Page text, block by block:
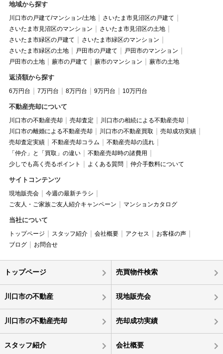
地域から探す
川口市の戸建て/マンション/土地
さいたま市見沼区の戸建て
さいたま市見沼区のマンション
さいたま市見沼区の土地
さいたま市緑区の戸建て
さいたま市緑区のマンション
さいたま市緑区の土地
戸田市の戸建て
戸田市のマンション
戸田市の土地
蕨市の戸建て 蕨市のマンション 蕨市の土地
返済額から探す
6万円台 7万円台 8万円台 9万円台 10万円台
不動産売却について
川口市の不動産売却 売却査定
川口市の相続による不動産売却
川口市の離婚による不動産売却
川口市の不動産買取
売却成功実績
売却査定実績
不動産売却コラム
不動産売却の流れ
「仲介」と「買取」の違い
不動産売却時の諸費用
少しでも高く売るポイント
よくある質問 仲介手数料について
サイトコンテンツ
現地販売会
今週の最新チラシ
ご友人・ご家族ご友人紹介キャンペーン
マンションカタログ
当社について
トップページ スタッフ紹介 会社概要 アクセス
お客様の声
ブログ
お問合せ
トップページ 売買物件検索
川口市の不動産 現地販売会
川口市の不動産売却 売却成功実績
スタッフ紹介 会社概要